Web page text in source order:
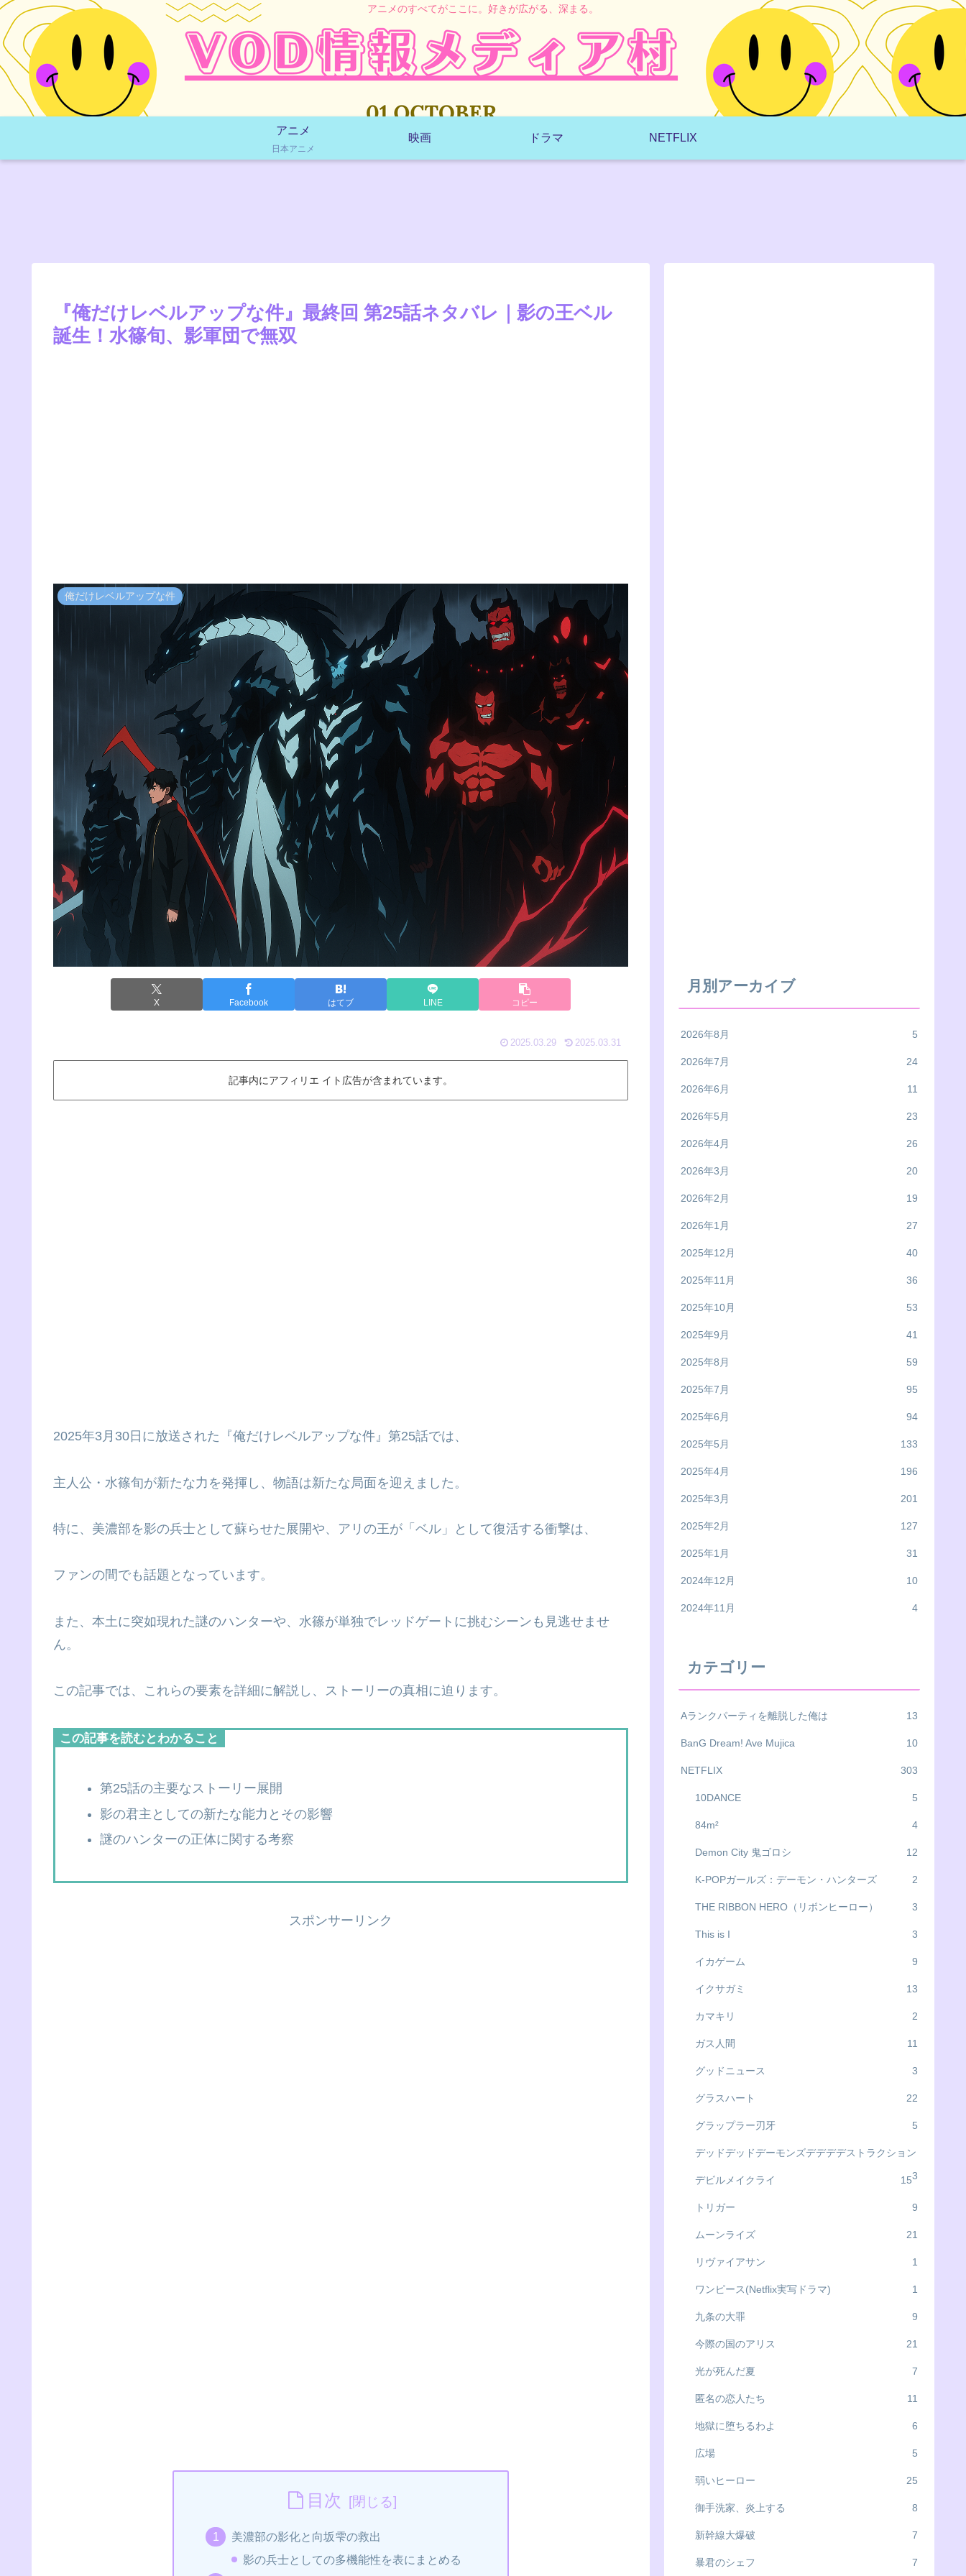
アニメのすべてがここに。好きが広がる、深まる。
アニメ
日本アニメ
映画 ドラマ NETFLIX
『俺だけレベルアップな件』最終回 第25話ネタバレ｜影の王ベル
誕生！水篠旬、影軍団で無双
俺だけレベルアップな件
X Facebook はてブ LINE コピー
2025.03.29 2025.03.31
記事内にアフィリエ イト広告が含まれています。
2025年3月30日に放送された『俺だけレベルアップな件』第25話では、
主人公・水篠旬が新たな力を発揮し、物語は新たな局面を迎えました。
特に、美濃部を影の兵士として蘇らせた展開や、アリの王が「ベル」として復活する衝撃は、
ファンの間でも話題となっています。
また、本土に突如現れた謎のハンターや、水篠が単独でレッドゲートに挑むシーンも見逃せませ
ん。
この記事では、これらの要素を詳細に解説し、ストーリーの真相に迫ります。
この記事を読むとわかること
第25話の主要なストーリー展開
影の君主としての新たな能力とその影響
謎のハンターの正体に関する考察
スポンサーリンク
目次
美濃部の影化と向坂雫の救出
影の兵士としての多機能性を表にまとめる
月別アーカイブ
2026年8月 5
2026年7月 24
2026年6月 11
2026年5月 23
2026年4月 26
2026年3月 20
2026年2月 19
2026年1月 27
2025年12月 40
2025年11月 36
2025年10月 53
2025年9月 41
2025年8月 59
2025年7月 95
2025年6月 94
2025年5月 133
2025年4月 196
2025年3月 201
2025年2月 127
2025年1月 31
2024年12月 10
2024年11月 4
カテゴリー
Aランクパーティを離脱した俺は 13
BanG Dream! Ave Mujica 10
NETFLIX 303
10DANCE 5
84m² 4
Demon City 鬼ゴロシ 12
K-POPガールズ：デーモン・ハンターズ 2
THE RIBBON HERO（リボンヒーロー） 3
This is I 3
イカゲーム 9
イクサガミ 13
カマキリ 2
ガス人間 11
グッドニュース 3
グラスハート 22
グラップラー刃牙 5
デッドデッドデーモンズデデデデストラクション
3
デビルメイクライ 15
トリガー 9
ムーンライズ 21
リヴァイアサン 1
ワンピース(Netflix実写ドラマ) 1
九条の大罪 9
今際の国のアリス 21
光が死んだ夏 7
匿名の恋人たち 11
地獄に堕ちるわよ 6
広場 5
弱いヒーロー 25
御手洗家、炎上する 8
新幹線大爆破 7
暴君のシェフ 7